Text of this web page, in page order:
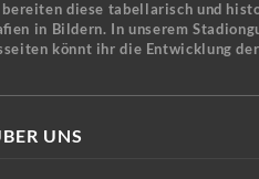
diese tabellarisch und
in Bildern. In unserem
könnt ihr die Entwicklung
UNS